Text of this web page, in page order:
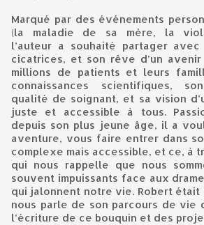
Marqué par des événements
(la maladie de sa mère, la
l’auteur a souhaité partager
cicatrices, et son rêve d’un
millions de patients et leurs
connaissances scientifiques,
qualité de soignant, et sa vision
juste et accessible à tous.
depuis son plus jeune âge, il a
aventure, vous faire entrer dans
complexe mais accessible, et ce, à
qui nous rappelle que nous
souvent impuissants face aux
qui jalonnent notre vie. Robert était
nous parle de son parcours de vie
l’écriture de ce bouquin et des